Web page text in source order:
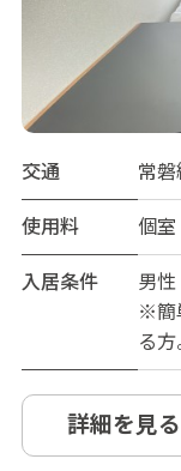
交通
常
使用料
個
入居条件
男性
※簡
る方
詳細を見る